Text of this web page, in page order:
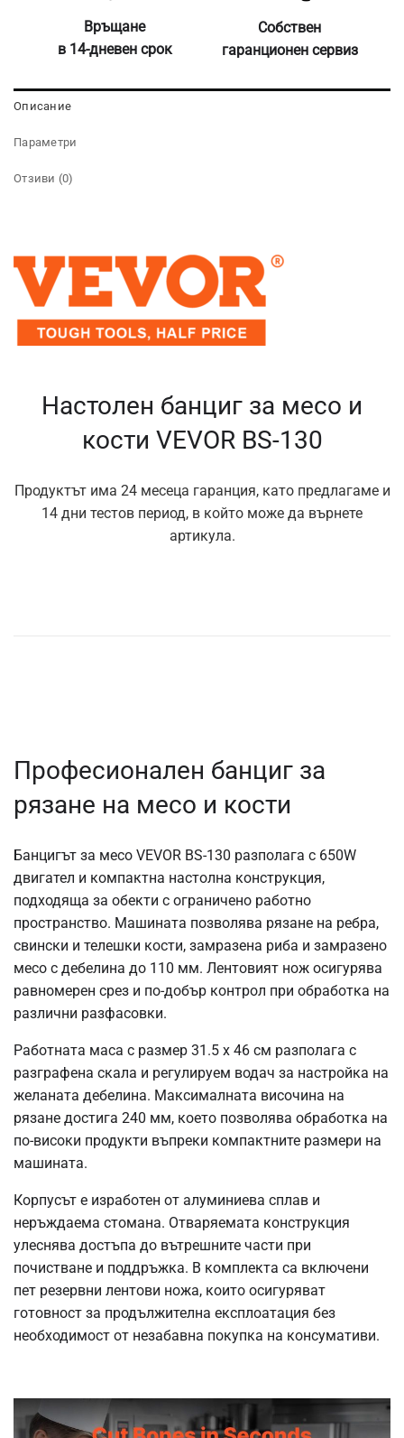
Връщане
в 14-дневен срок
Собствен
гаранционен сервиз
Описание
Параметри
Отзиви (0)
Настолен банциг за месо и
кости VEVOR BS-130
Продуктът има 24 месеца гаранция, като предлагаме и
14 дни тестов период, в който може да върнете
артикула.
Професионален банциг за
рязане на месо и кости
Банцигът за месо VEVOR BS-130 разполага с 650W
двигател и компактна настолна конструкция,
подходяща за обекти с ограничено работно
пространство. Машината позволява рязане на ребра,
свински и телешки кости, замразена риба и замразено
месо с дебелина до 110 мм. Лентовият нож осигурява
равномерен срез и по-добър контрол при обработка на
различни разфасовки.
Работната маса с размер 31.5 x 46 см разполага с
разграфена скала и регулируем водач за настройка на
желаната дебелина. Максималната височина на
рязане достига 240 мм, което позволява обработка на
по-високи продукти въпреки компактните размери на
машината.
Корпусът е изработен от алуминиева сплав и
неръждаема стомана. Отваряемата конструкция
улеснява достъпа до вътрешните части при
почистване и поддръжка. В комплекта са включени
пет резервни лентови ножа, които осигуряват
готовност за продължителна експлоатация без
необходимост от незабавна покупка на консумативи.